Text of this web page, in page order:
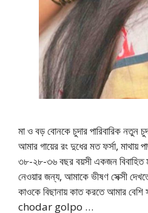
মা ও বড় বোনকে চুদার পারিবারিক নতুন
আমার গায়ের রং দুধের মত ফর্সা, মাথায়
৩৮-২৮-৩৬ বছর বয়সী একজন বিবাহিত
নেওয়ার জন্য, আমাকে ভীষণ সেক্সী
কাওকে বিছানায় কাত করতে আমার
chodar golpo …